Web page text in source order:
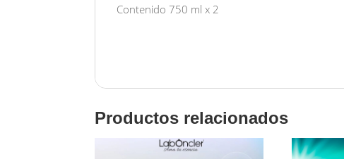
Contenido 750 ml x 2
Productos relacionados